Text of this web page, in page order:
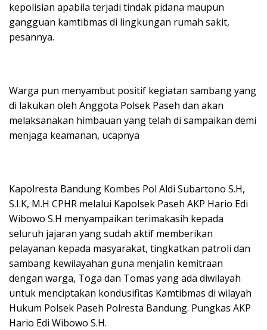
kepolisian apabila terjadi tindak pidana maupun
gangguan kamtibmas di lingkungan rumah sakit,
pesannya.
Warga pun menyambut positif kegiatan sambang yang
di lakukan oleh Anggota Polsek Paseh dan akan
melaksanakan himbauan yang telah di sampaikan demi
menjaga keamanan, ucapnya
Kapolresta Bandung Kombes Pol Aldi Subartono S.H,
S.I.K, M.H CPHR melalui Kapolsek Paseh AKP Hario Edi
Wibowo S.H menyampaikan terimakasih kepada
seluruh jajaran yang sudah aktif memberikan
pelayanan kepada masyarakat, tingkatkan patroli dan
sambang kewilayahan guna menjalin kemitraan
dengan warga, Toga dan Tomas yang ada diwilayah
untuk menciptakan kondusifitas Kamtibmas di wilayah
Hukum Polsek Paseh Polresta Bandung. Pungkas AKP
Hario Edi Wibowo S.H.